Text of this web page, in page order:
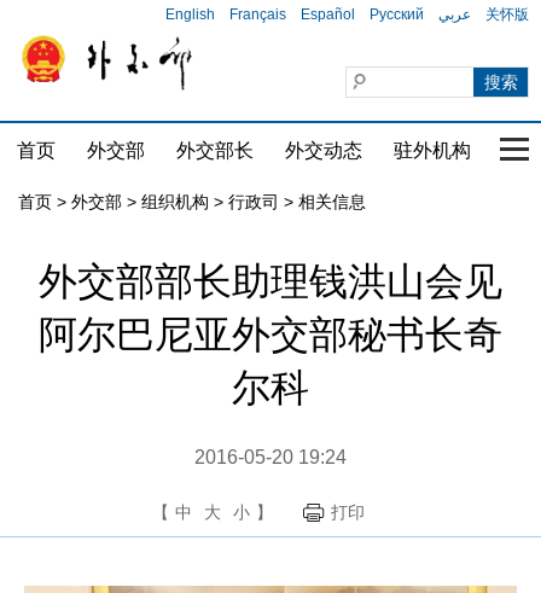
English Français Español Русский عربي 关怀版
首页 外交部 外交部长 外交动态 驻外机构 国
首页 > 外交部 > 组织机构 > 行政司 > 相关信息
外交部部长助理钱洪山会见
阿尔巴尼亚外交部秘书长奇
尔科
2016-05-20 19:24
【 中 大 小 】 打印